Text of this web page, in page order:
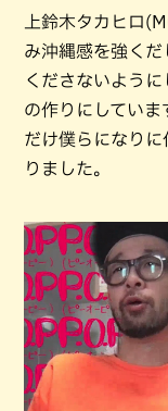
上鈴木タカヒロ
み沖縄感を強くだ
くださないよう
の作りにしていま
だけ僕らになり
りました。